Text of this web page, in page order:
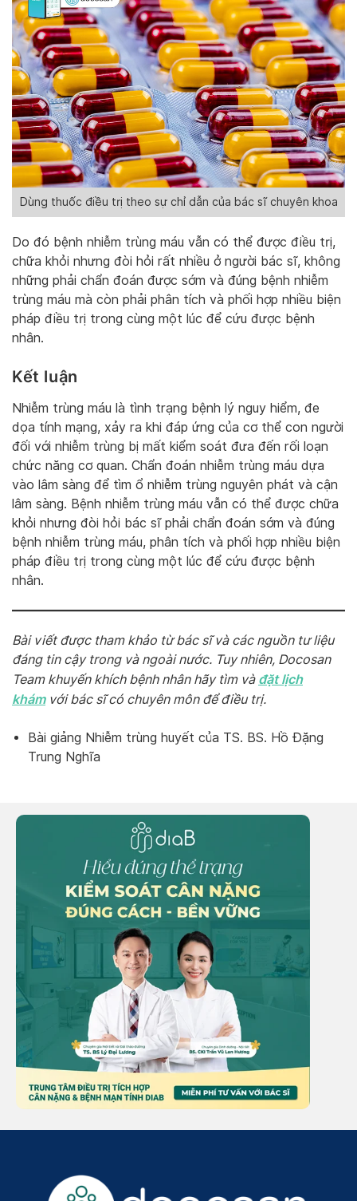
Dùng thuốc điều trị theo sự chỉ dẫn của bác sĩ chuyên khoa
Do đó bệnh nhiễm trùng máu vẫn có thể được điều trị,
chữa khỏi nhưng đòi hỏi rất nhiều ở người bác sĩ, không
những phải chẩn đoán được sớm và đúng bệnh nhiễm
trùng máu mà còn phải phân tích và phối hợp nhiều biện
pháp điều trị trong cùng một lúc để cứu được bệnh
nhân.
Kết luận
Nhiễm trùng máu là tình trạng bệnh lý nguy hiểm, đe
dọa tính mạng, xảy ra khi đáp ứng của cơ thể con người
đối với nhiễm trùng bị mất kiểm soát đưa đến rối loạn
chức năng cơ quan. Chẩn đoán nhiễm trùng máu dựa
vào lâm sàng để tìm ổ nhiễm trùng nguyên phát và cận
lâm sàng. Bệnh nhiễm trùng máu vẫn có thể được chữa
khỏi nhưng đòi hỏi bác sĩ phải chẩn đoán sớm và đúng
bệnh nhiễm trùng máu, phân tích và phối hợp nhiều biện
pháp điều trị trong cùng một lúc để cứu được bệnh
nhân.
Bài viết được tham khảo từ bác sĩ và các nguồn tư liệu
đáng tin cậy trong và ngoài nước. Tuy nhiên, Docosan
Team khuyến khích bệnh nhân hãy tìm và đặt lịch
khámvới bác sĩ có chuyên môn để điều trị.
Bài giảng Nhiễm trùng huyết của TS. BS. Hồ Đặng
Trung Nghĩa